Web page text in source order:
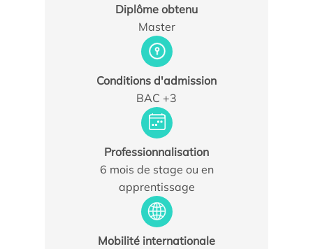
Les témoignages
Diplôme obtenu
Master
Conditions d'admission
BAC +3
Professionnalisation
6 mois de stage ou en
apprentissage
Mobilité internationale